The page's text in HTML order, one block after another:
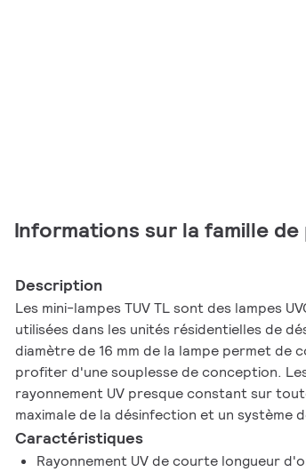
Informations sur la famille
Description
Les mini-lampes TUV TL sont des lampes
utilisées dans les unités résidentielles de
diamètre de 16 mm de la lampe permet de
profiter d'une souplesse de conception.
rayonnement UV presque constant sur
maximale de la désinfection et un système
Caractéristiques
Rayonnement UV de courte longueur